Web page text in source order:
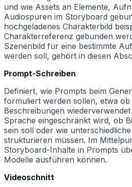
und wie Assets an Elemente,
Audiospuren im Storyboard
hochgeladenes Charakterbild
Charakterreferenz gebunden
Szenenbild für eine bestimmte
werden soll, gehört in diesen
Prompt-Schreiben
Definiert, wie Prompts beim
formuliert werden sollen, etwa
Beschreibungen
Sprache eingeschränkt wird, ob
sein soll oder wie
strukturieren müssen. Im
Storyboard-Inhalte in Prompts
Modelle ausführen können.
Videoschnitt